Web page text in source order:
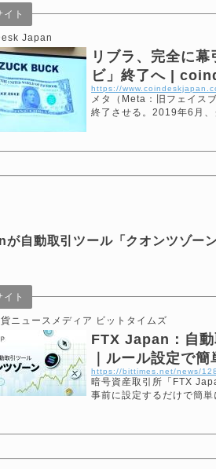
Japan
イト
リブラ、完全に
ビ」終了へ |
https://
メタ（Meta：旧フェイス
終了させる。2019年6月
が自動取引ツール「クオンツゾー
ニュースメディア ビットタイムズ
イト
FTX Japan：自
｜ルール設定で
https://bittimes.net/news/
暗号資産取引所「FTX
事前に設定するだけで簡